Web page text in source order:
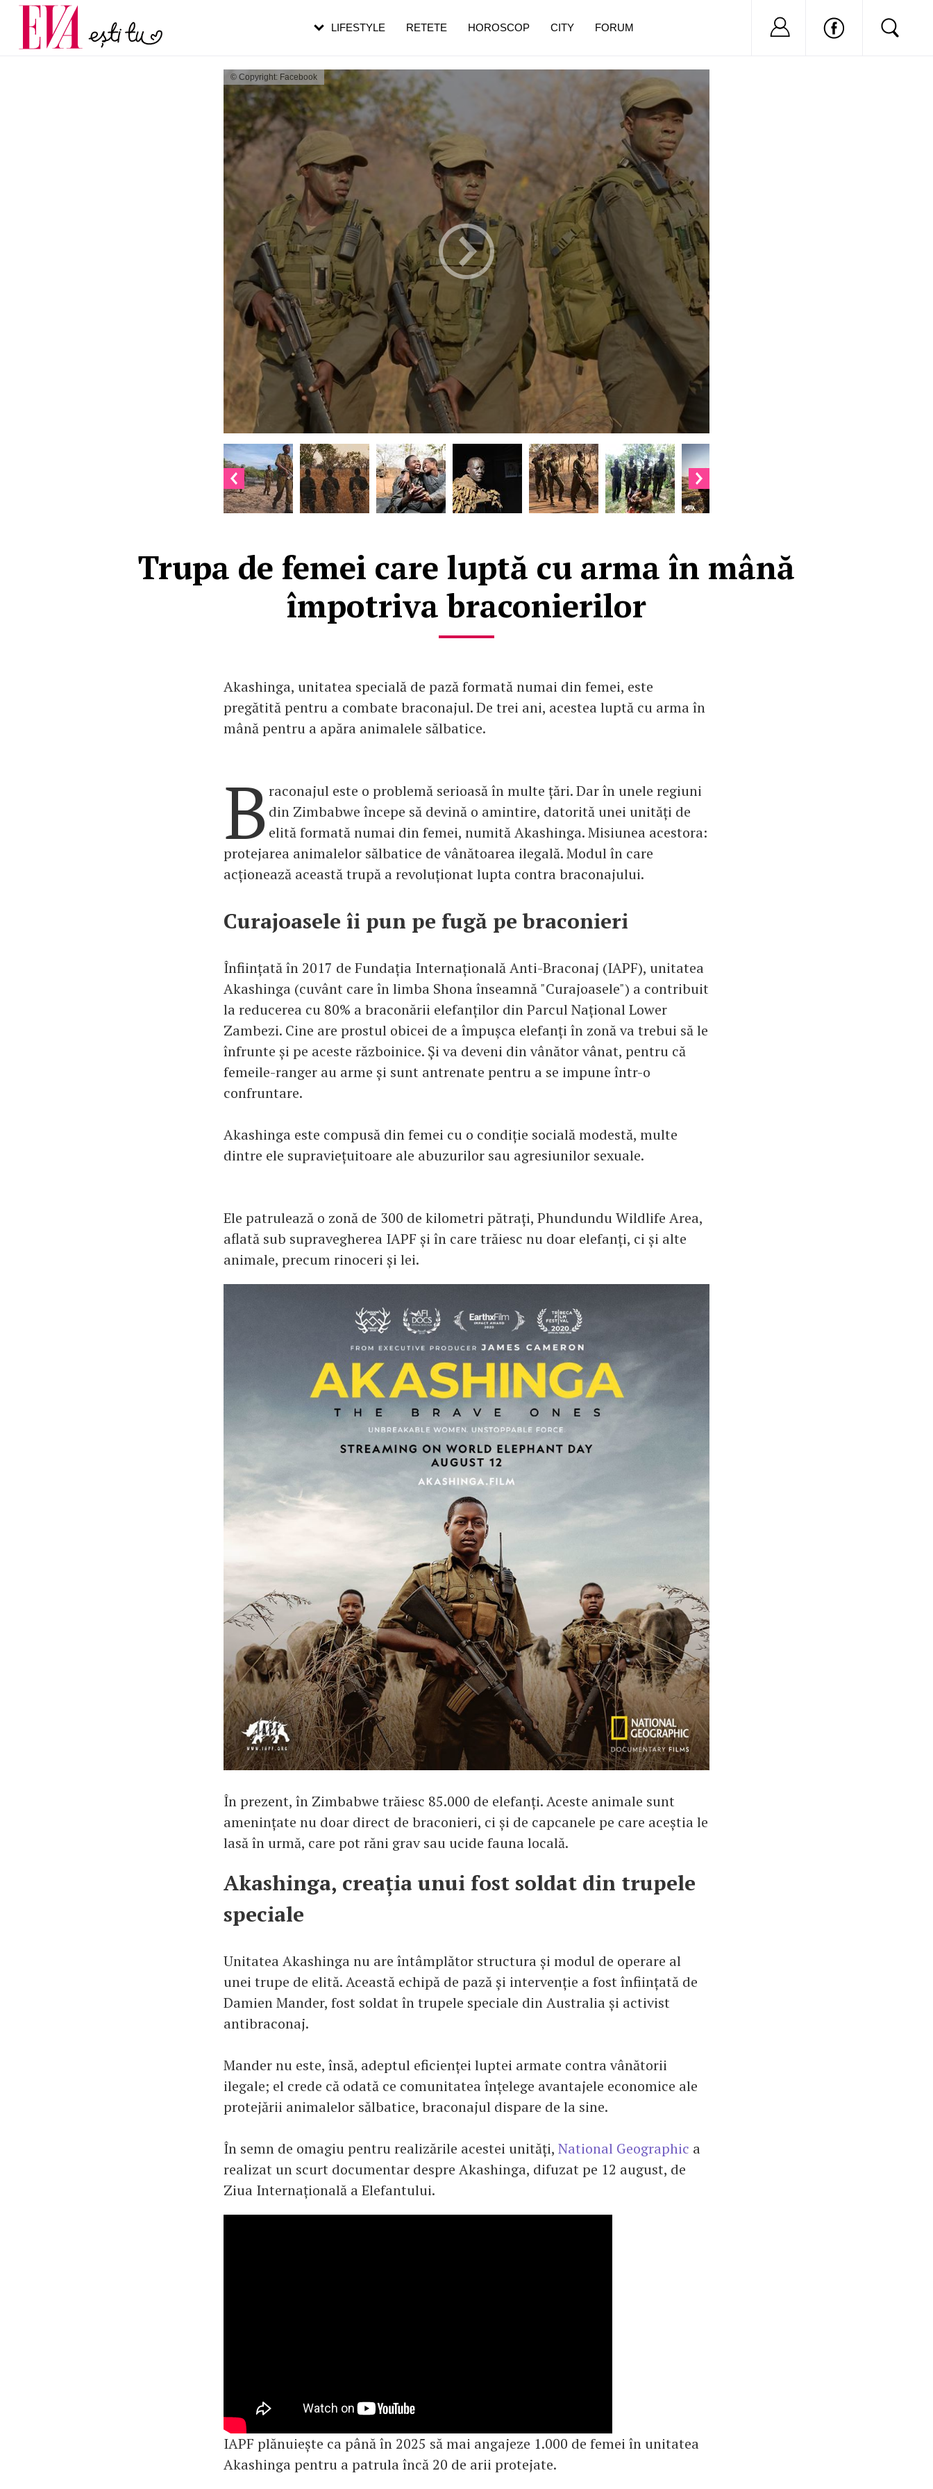
© Copyright: Facebook
Trupa de femei care luptă cu arma în mână
împotriva braconierilor
Akashinga, unitatea specială de pază formată numai din femei, este
pregătită pentru a combate braconajul. De trei ani, acestea luptă cu arma în
mână pentru a apăra animalele sălbatice.
B raconajul este o problemă serioasă în multe țări. Dar în unele regiuni
din Zimbabwe începe să devină o amintire, datorită unei unități de
elită formată numai din femei, numită Akashinga. Misiunea acestora:
protejarea animalelor sălbatice de vânătoarea ilegală. Modul în care
acționează această trupă a revoluționat lupta contra braconajului.
Curajoasele îi pun pe fugă pe braconieri
Înființată în 2017 de Fundația Internațională Anti-Braconaj (IAPF), unitatea
Akashinga (cuvânt care în limba Shona înseamnă "Curajoasele") a contribuit
la reducerea cu 80% a braconării elefanților din Parcul Național Lower
Zambezi. Cine are prostul obicei de a împușca elefanți în zonă va trebui să le
înfrunte și pe aceste războinice. Și va deveni din vânător vânat, pentru că
femeile-ranger au arme și sunt antrenate pentru a se impune într-o
confruntare.
Akashinga este compusă din femei cu o condiție socială modestă, multe
dintre ele supraviețuitoare ale abuzurilor sau agresiunilor sexuale.
Ele patrulează o zonă de 300 de kilometri pătrați, Phundundu Wildlife Area,
aflată sub supravegherea IAPF și în care trăiesc nu doar elefanți, ci și alte
animale, precum rinoceri și lei.
În prezent, în Zimbabwe trăiesc 85.000 de elefanți. Aceste animale sunt
amenințate nu doar direct de braconieri, ci și de capcanele pe care aceștia le
lasă în urmă, care pot răni grav sau ucide fauna locală.
Akashinga, creația unui fost soldat din trupele
speciale
Unitatea Akashinga nu are întâmplător structura și modul de operare al
unei trupe de elită. Această echipă de pază și intervenție a fost înființată de
Damien Mander, fost soldat în trupele speciale din Australia și activist
antibraconaj.
Mander nu este, însă, adeptul eficienței luptei armate contra vânătorii
ilegale; el crede că odată ce comunitatea înțelege avantajele economice ale
protejării animalelor sălbatice, braconajul dispare de la sine.
În semn de omagiu pentru realizările acestei unități, National Geographic a
realizat un scurt documentar despre Akashinga, difuzat pe 12 august, de
Ziua Internațională a Elefantului.
IAPF plănuiește ca până în 2025 să mai angajeze 1.000 de femei în unitatea
Akashinga pentru a patrula încă 20 de arii protejate.
LIFESTYLE RETETE HOROSCOP CITY FORUM Nu ai cont?
Carieră
Actualitate
pe măsură ce înaintezi în vârstă
de dureroasă este investigația